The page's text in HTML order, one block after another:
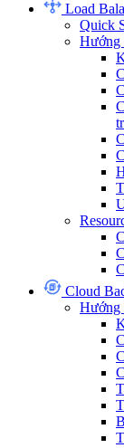
Load
Quick
Hướng
Cloud
Hướng